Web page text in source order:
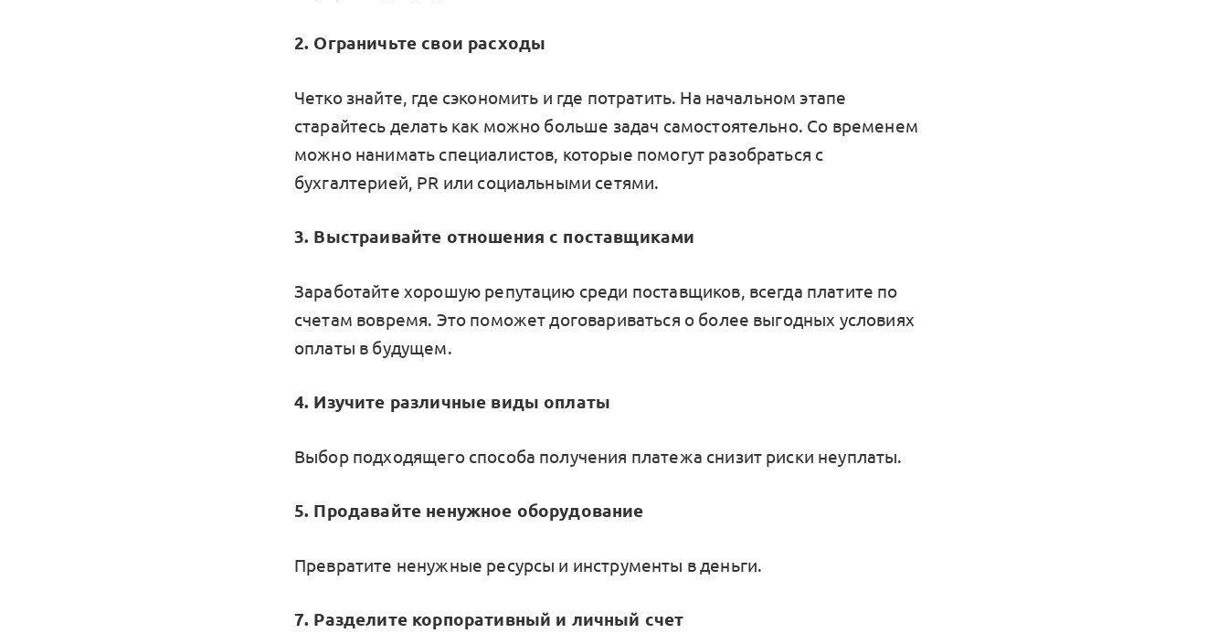
2. Ограничьте свои расходы
Четко знайте, где сэкономить и где потратить. На начальном этапе
старайтесь делать как можно больше задач самостоятельно. Со временем
можно нанимать специалистов, которые помогут разобраться с
бухгалтерией, PR или социальными сетями.
3. Выстраивайте отношения с поставщиками
Заработайте хорошую репутацию среди поставщиков, всегда платите по
счетам вовремя. Это поможет договариваться о более выгодных условиях
оплаты в будущем.
4. Изучите различные виды оплаты
Выбор подходящего способа получения платежа снизит риски неуплаты.
5. Продавайте ненужное оборудование
Превратите ненужные ресурсы и инструменты в деньги.
7. Разделите корпоративный и личный счет